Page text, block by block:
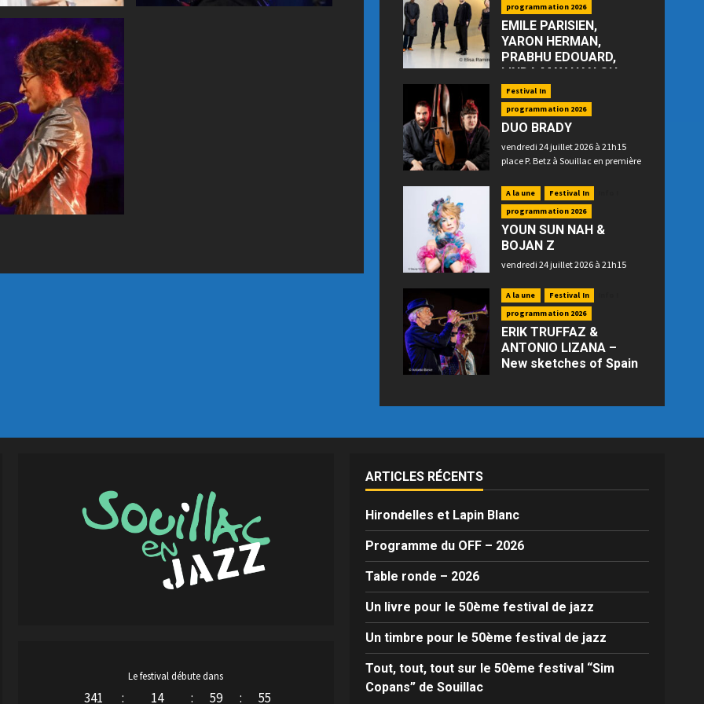
programmation 2026
EMILE PARISIEN,
YARON HERMAN,
PRABHU EDOUARD,
LINDA MAY HAN OH
—“Floating”
jeudi 23 juillet 2026 à 21h15 place
P. Betz à Souillac
Festival In
programmation 2026
DUO BRADY
vendredi 24 juillet 2026 à 21h15
place P. Betz à Souillac en première
A la une Festival In
programmation 2026
YOUN SUN NAH &
BOJAN Z
vendredi 24 juillet 2026 à 21h15
deuxième partie
A la une Festival In
programmation 2026
ERIK TRUFFAZ &
ANTONIO LIZANA –
New sketches of Spain
Le festival débute dans
341 : 14 : 59 : 54
ARTICLES RÉCENTS
Hirondelles et Lapin Blanc
Programme du OFF – 2026
Table ronde – 2026
Un livre pour le 50ème festival de jazz
Un timbre pour le 50ème festival de jazz
Tout, tout, tout sur le 50ème festival “Sim
Copans” de Souillac